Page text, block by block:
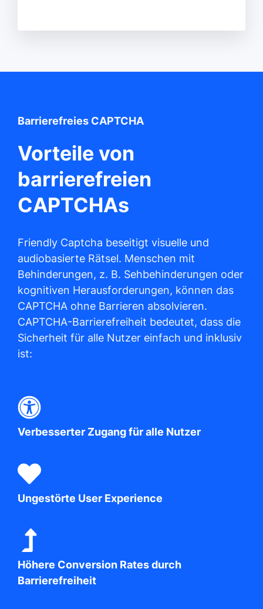
Barrierefreies CAPTCHA
Vorteile von
barrierefreien
CAPTCHAs
Friendly Captcha beseitigt visuelle und
audiobasierte Rätsel. Menschen mit
Behinderungen, z. B. Sehbehinderungen oder
kognitiven Herausforderungen, können das
CAPTCHA ohne Barrieren absolvieren.
CAPTCHA-Barrierefreiheit bedeutet, dass die
Sicherheit für alle Nutzer einfach und inklusiv
ist:
Verbesserter Zugang für alle Nutzer
Ungestörte User Experience
Höhere Conversion Rates durch
Barrierefreiheit